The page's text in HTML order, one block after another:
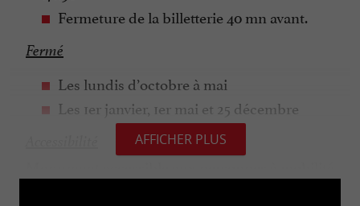
Fermeture de la billetterie 40 mn avant.
Fermé
Les lundis d’octobre à mai
Les 1er janvier, 1er mai et 25 décembre
AFFICHER PLUS